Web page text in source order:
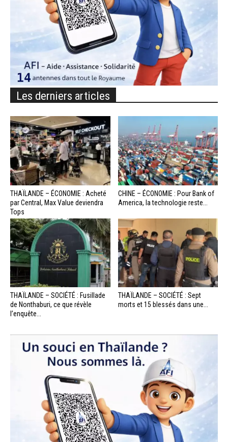
Les derniers articles
THAÏLANDE – ÉCONOMIE : Acheté
par Central, Max Value deviendra
Tops
CHINE – ÉCONOMIE : Pour Bank of
America, la technologie reste...
THAÏLANDE – SOCIÉTÉ : Fusillade
de Nonthaburi, ce que révèle
l’enquête...
THAÏLANDE – SOCIÉTÉ : Sept
morts et 15 blessés dans une...